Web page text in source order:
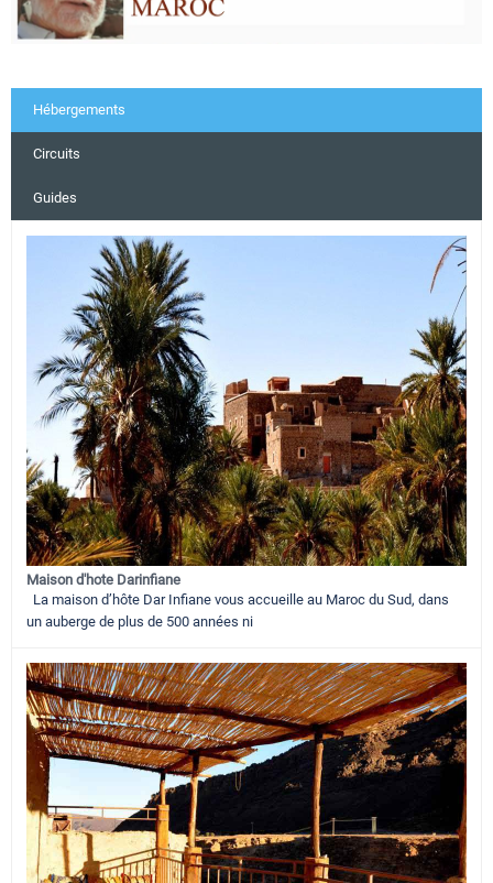
Hébergements
Circuits
Guides
Maison d'hote Darinfiane
La maison d’hôte Dar Infiane vous accueille au Maroc du Sud, dans
un auberge de plus de 500 années ni